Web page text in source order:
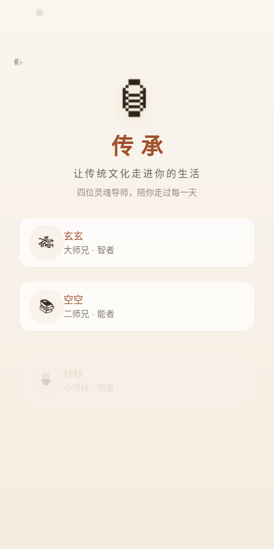
🍃
🌸
🏮
传承
让传统文化走进你的生活
四位灵魂导师，陪你走过每一天
🎋 玄玄
大师兄 · 智者
📚 空空
二师兄 · 能者
🍵 妙妙